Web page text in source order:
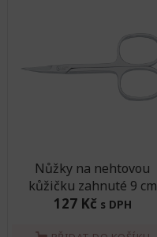
Nůžky na nehtovou
kůžičku zahnuté 9 cm
127 Kč s DPH